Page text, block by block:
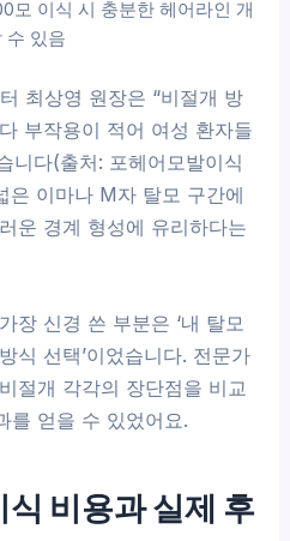
모 이식 시 충분한 헤어라인 개
수 있음
최상영 원장은 “비절개 방
부작용이 적어 여성 환자들
니다(출처: 포헤어모발이식
이마나 M자 탈모 구간에
운 경계 형성에 유리하다는
장 신경 쓴 부분은 ‘내 탈모
식 선택’이었습니다. 전문가
절개 각각의 장단점을 비교
를 얻을 수 있었어요.
비용과 실제 후